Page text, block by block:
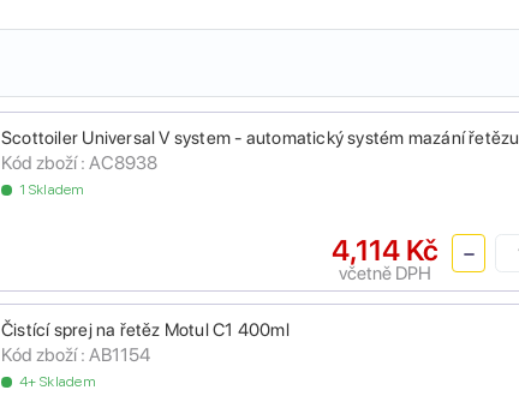
Scottoiler Universal V system - automatický systém mazání řetězu
Kód zboží : AC8938
1 Skladem
4,114 Kč
včetně DPH
Čistící sprej na řetěz Motul C1 400ml
Kód zboží : AB1154
4+ Skladem